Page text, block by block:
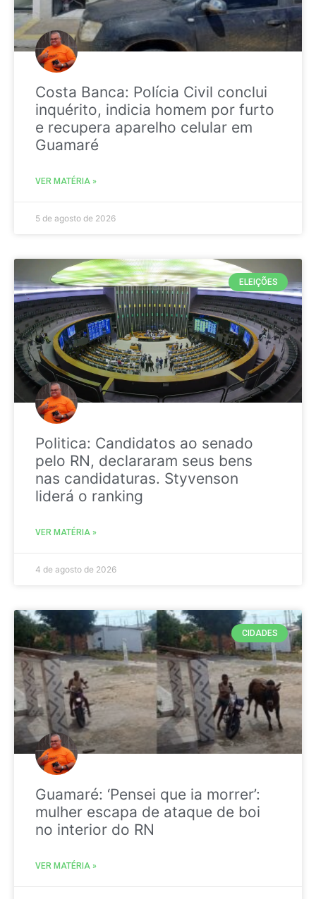
Costa Banca: Polícia Civil conclui
inquérito, indicia homem por furto
e recupera aparelho celular em
Guamaré
VER MATÉRIA »
5 de agosto de 2026
ELEIÇÕES
Politica: Candidatos ao senado
pelo RN, declararam seus bens
nas candidaturas. Styvenson
liderá o ranking
VER MATÉRIA »
4 de agosto de 2026
CIDADES
Guamaré: ‘Pensei que ia morrer’:
mulher escapa de ataque de boi
no interior do RN
VER MATÉRIA »